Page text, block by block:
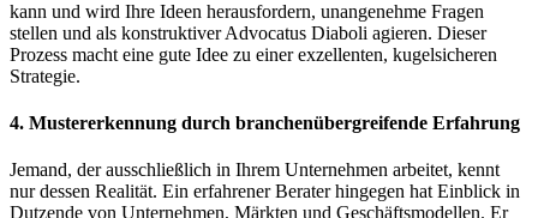
kann und wird Ihre Ideen herausfordern, unangenehme Fragen
stellen und als konstruktiver Advocatus Diaboli agieren. Dieser
Prozess macht eine gute Idee zu einer exzellenten, kugelsicheren
Strategie.
4. Mustererkennung durch branchenübergreifende Erfahrung
Jemand, der ausschließlich in Ihrem Unternehmen arbeitet, kennt
nur dessen Realität. Ein erfahrener Berater hingegen hat Einblick in
Dutzende von Unternehmen, Märkten und Geschäftsmodellen. Er